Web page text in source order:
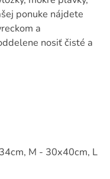
ponuke nájdete
a
nosiť čisté a
M - 30x40cm, L